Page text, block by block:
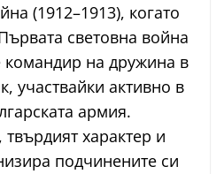
(1912–1913), когато
световна война
командир на дружина в
участвайки активно в
армия.
характер и
подчинените си